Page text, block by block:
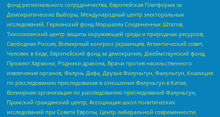
фонд регионального сотрудничества, Европейская Платформа за
Демократические Выборы, Международный центр электоральных
исследований, Германский фонд Маршалла Соединенных Штатов,
Тихоокеанский центр защиты окружающей среды и природных ресурсов,
Свободная Россия, Всемирный конгресс украинцев, Атлантический совет,
Человек в беде, Европейский фонд за демократию, Джеймстаунский фонд,
Прожект Хармони, Родники дракона, Врачи против насильственного
извлечения органов, Фалунь Дафа, Друзья Фалуньгун, Фалуньгун, Коалиция
по расследованию преследования в отношении Фалуньгун в Китае,
Всемирная организация по расследованию преследований Фалуньгун,
Пражский гражданский центр, Ассоциация школ политических
исследований при Совете Европы, Центр либеральной современности,